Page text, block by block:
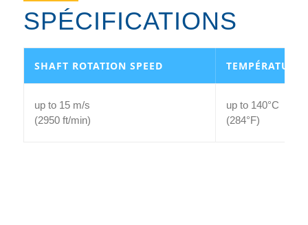
SPÉCIFICATIONS
SHAFT ROTATION SPEED TEMPÉRATURE
up to 15 m/s
(2950 ft/min)
up to 140°C
(284°F)